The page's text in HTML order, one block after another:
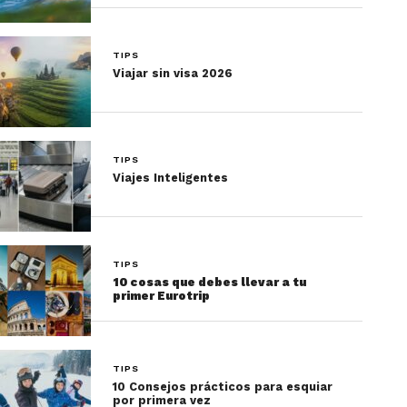
Elige lugares donde preparen los alimentos al
momento.
Escoge lugares con una sola especialidad. Esto
incrementa las probabilidades de que los
ingredientes sean frescos.
Medidas de seguridad
generales para comer en
vacaciones
TIPS
Viajar sin visa 2026
TIPS
Viajes Inteligentes
TIPS
10 cosas que debes llevar a tu
primer Eurotrip
TIPS
10 Consejos prácticos para esquiar
por primera vez